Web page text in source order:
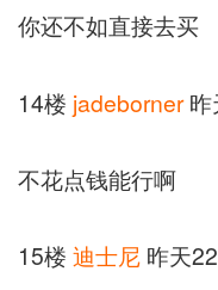
你还不如直接去买
14楼 jadeborner
不花点钱能行啊
15楼 迪士尼 昨天